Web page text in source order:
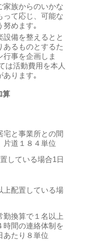
家族からのいかな
って応じ、可能な
努めます｡
設備を整えるとと
あるものとするた
行事を企画しま
は活動費用を本人
あります｡
算
宅と事業所との間
片道１８４単位
している場合1日
上配置している場
勤換算で１名以上
時間の連絡体制を
あたり８単位